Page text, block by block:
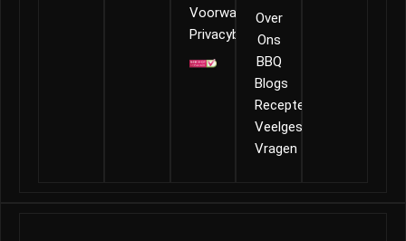
Voorwaarden
Privacybeleid
Over
Ons
BBQ
Blogs
Recepten
Veelgestelde
Vragen